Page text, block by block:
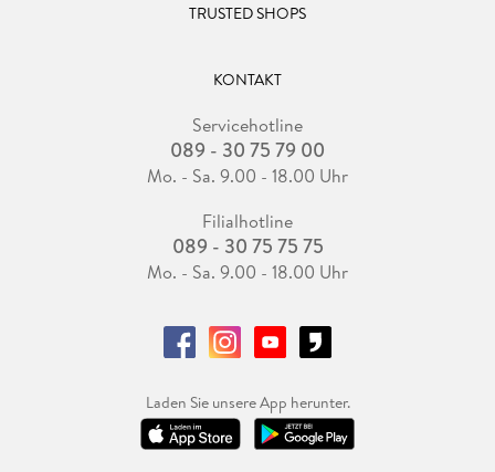
TRUSTED SHOPS
KONTAKT
Servicehotline
089 - 30 75 79 00
Mo. - Sa. 9.00 - 18.00 Uhr
Filialhotline
089 - 30 75 75 75
Mo. - Sa. 9.00 - 18.00 Uhr
Laden Sie unsere App herunter.